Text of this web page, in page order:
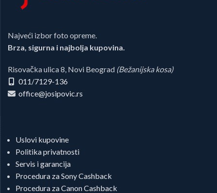
Najveći izbor foto opreme.
Brza, sigurna i najbolja kupovina.
Risovačka ulica 8, Novi Beograd (Bežanijska kosa)
011/7129-136
office@josipovic.rs
Uslovi kupovine
Politika privatnosti
Servis i garancija
Procedura za Sony Cashback
Procedura za Canon Cashback